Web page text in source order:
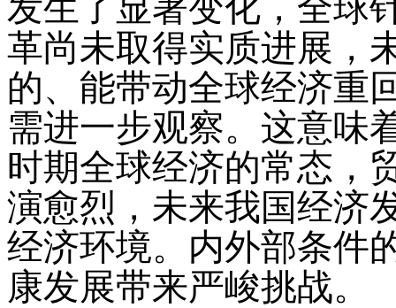
发生了显著变化，全球
革尚未取得实质进展，
的、能带动全球经济重
需进一步观察。这意味
时期全球经济的常态，
演愈烈，未来我国经济
经济环境。内外部条件
康发展带来严峻挑战。